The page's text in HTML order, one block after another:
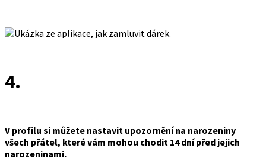
4.
V profilu si můžete nastavit upozornění na narozeniny
všech přátel, které vám mohou chodit 14 dní před jejich
narozeninami.